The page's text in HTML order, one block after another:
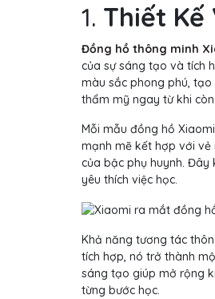
1. Thiết Kế
Đồng hồ thông minh
của sự sáng tạo và tích
màu sắc phong phú,
thẩm mỹ ngay từ khi còn
Mỗi mẫu đồng hồ
mạnh mẽ kết hợp với
của bậc phụ huynh. Đây
yêu thích việc học.
Khả năng tương tác
tích hợp, nó trở thành
sáng tạo giúp mở rộng
từng bước học.